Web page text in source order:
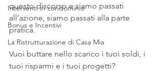
Interventi in condominio
Bonus e Incentivi
La Ristrutturazione di Casa Mia
questo discorso e siamo passati
all’azione, siamo passati alla parte
pratica.
Vuoi buttare nello scarico i tuoi soldi, i
tuoi risparmi e i tuoi progetti?